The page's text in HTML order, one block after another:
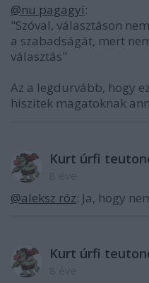
@nu pagagyí:
"Szóval, választáson
a szabadságát, mert
választás"
Az a legdurvább, hogy
hiszitek magatoknak
Kurt úrfi
@aleksz róz: Ja, hogy
Kurt úrfi